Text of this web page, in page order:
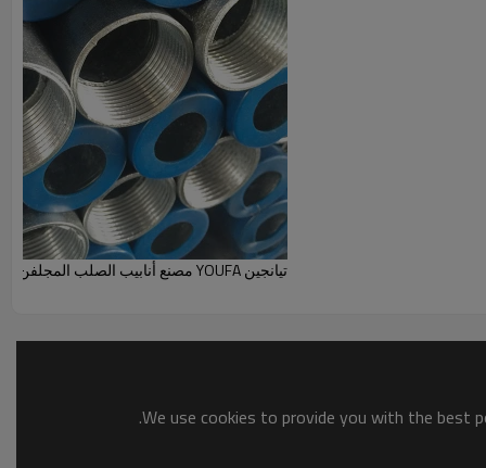
تيانجين YOUFA مصنع أنابيب الصلب المجلفن لإطار الدفيئة
We use cookies to provide you with the best